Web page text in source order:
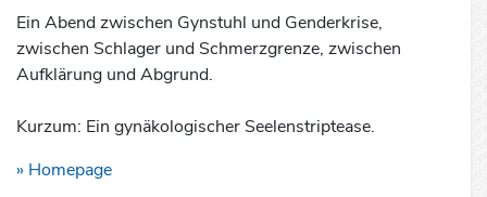
Ein Abend zwischen Gynstuhl und Genderkrise,
zwischen Schlager und Schmerzgrenze, zwischen
Aufklärung und Abgrund.
Kurzum: Ein gynäkologischer Seelenstriptease.
» Homepage